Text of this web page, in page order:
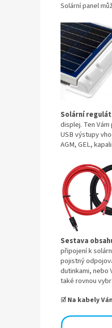
Solární panel
Solární
displej. Ten
USB výstupy
AGM, GEL,
Sestava
připojení k
pojistný
dutinkami, nebo
také rovnou
☑ Na kabely